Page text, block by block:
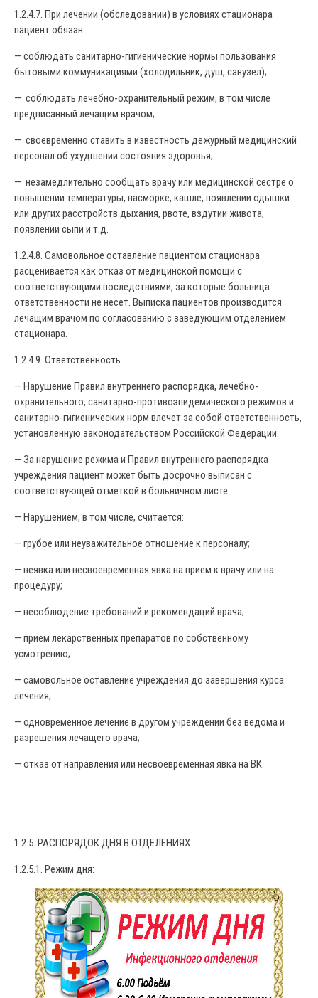
1.2.4.7. При лечении (обследовании) в условиях стационара
пациент обязан:
— соблюдать санитарно-гигиенические нормы пользования
бытовыми коммуникациями (холодильник, душ, санузел);
— соблюдать лечебно-охранительный режим, в том числе
предписанный лечащим врачом;
— своевременно ставить в известность дежурный медицинский
персонал об ухудшении состояния здоровья;
— незамедлительно сообщать врачу или медицинской сестре о
повышении температуры, насморке, кашле, появлении одышки
или других расстройств дыхания, рвоте, вздутии живота,
появлении сыпи и т.д.
1.2.4.8. Самовольное оставление пациентом стационара
расценивается как отказ от медицинской помощи с
соответствующими последствиями, за которые больница
ответственности не несет. Выписка пациентов производится
лечащим врачом по согласованию с заведующим отделением
стационара.
1.2.4.9. Ответственность
— Нарушение Правил внутреннего распорядка, лечебно-
охранительного, санитарно-противоэпидемического режимов и
санитарно-гигиенических норм влечет за собой ответственность,
установленную законодательством Российской Федерации.
— За нарушение режима и Правил внутреннего распорядка
учреждения пациент может быть досрочно выписан с
соответствующей отметкой в больничном листе.
— Нарушением, в том числе, считается:
— грубое или неуважительное отношение к персоналу;
— неявка или несвоевременная явка на прием к врачу или на
процедуру;
— несоблюдение требований и рекомендаций врача;
— прием лекарственных препаратов по собственному
усмотрению;
— самовольное оставление учреждения до завершения курса
лечения;
— одновременное лечение в другом учреждении без ведома и
разрешения лечащего врача;
— отказ от направления или несвоевременная явка на ВК.
1.2.5. РАСПОРЯДОК ДНЯ В ОТДЕЛЕНИЯХ
1.2.5.1. Режим дня: